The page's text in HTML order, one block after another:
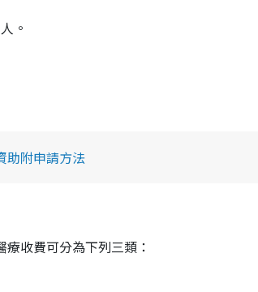
。
助附申請方法
收費可分為下列三類：